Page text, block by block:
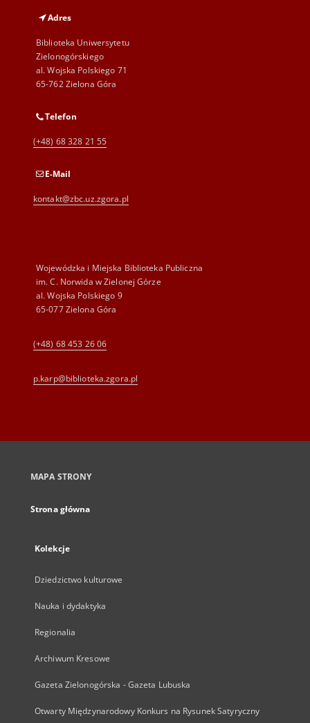
Adres
Biblioteka Uniwersytetu
Zielonogórskiego
al. Wojska Polskiego 71
65-762 Zielona Góra
Telefon
(+48) 68 328 21 55
E-Mail
kontakt@zbc.uz.zgora.pl
Wojewódzka i Miejska Biblioteka Publiczna
im. C. Norwida w Zielonej Górze
al. Wojska Polskiego 9
65-077 Zielona Góra
(+48) 68 453 26 06
p.karp@biblioteka.zgora.pl
MAPA STRONY
Strona główna
Kolekcje
Dziedzictwo kulturowe
Nauka i dydaktyka
Regionalia
Archiwum Kresowe
Gazeta Zielonogórska - Gazeta Lubuska
Otwarty Międzynarodowy Konkurs na Rysunek Satyryczny